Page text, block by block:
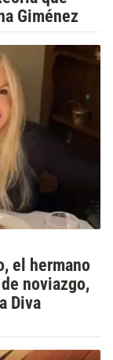
Giménez
el hermano
noviazgo,
Diva